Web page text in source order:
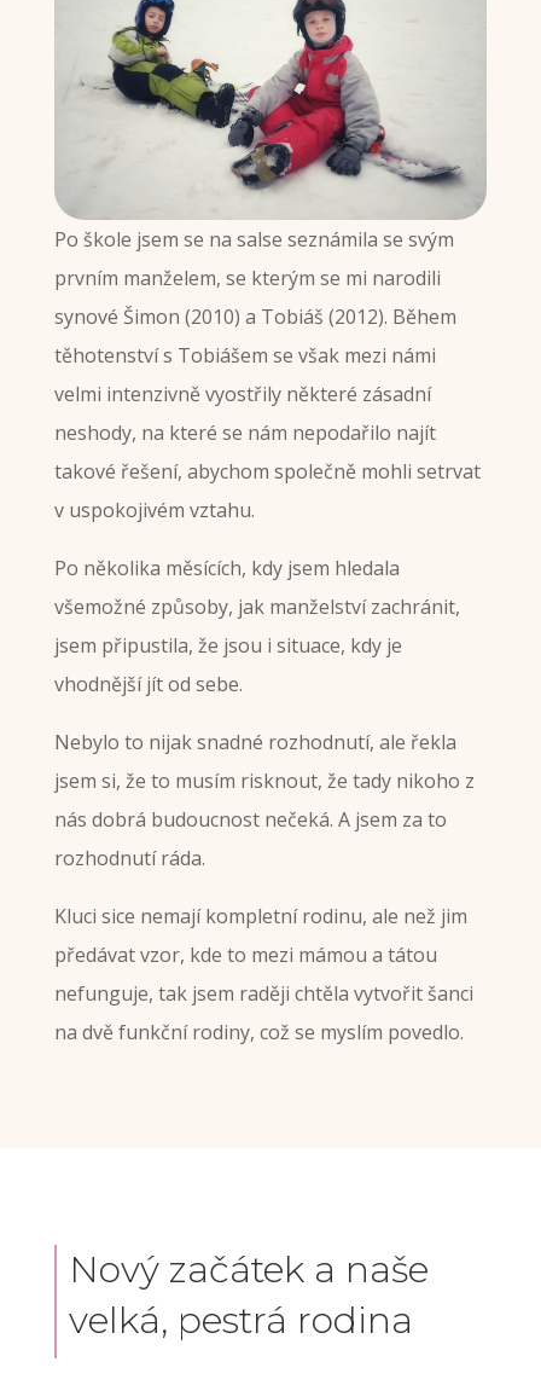
Po škole jsem se na salse seznámila se svým
prvním manželem, se kterým se mi narodili
synové Šimon (2010) a Tobiáš (2012). Během
těhotenství s Tobiášem se však mezi námi
velmi intenzivně vyostřily některé zásadní
neshody, na které se nám nepodařilo najít
takové řešení, abychom společně mohli setrvat
v uspokojivém vztahu.
Po několika měsících, kdy jsem hledala
všemožné způsoby, jak manželství zachránit,
jsem připustila, že jsou i situace, kdy je
vhodnější jít od sebe.
Nebylo to nijak snadné rozhodnutí, ale řekla
jsem si, že to musím risknout, že tady nikoho z
nás dobrá budoucnost nečeká. A jsem za to
rozhodnutí ráda.
Kluci sice nemají kompletní rodinu, ale než jim
předávat vzor, kde to mezi mámou a tátou
nefunguje, tak jsem raději chtěla vytvořit šanci
na dvě funkční rodiny, což se myslím povedlo.
Nový začátek a naše
velká, pestrá rodina